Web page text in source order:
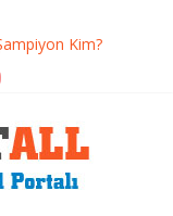
Kim?
Bilimsel
Evrimi